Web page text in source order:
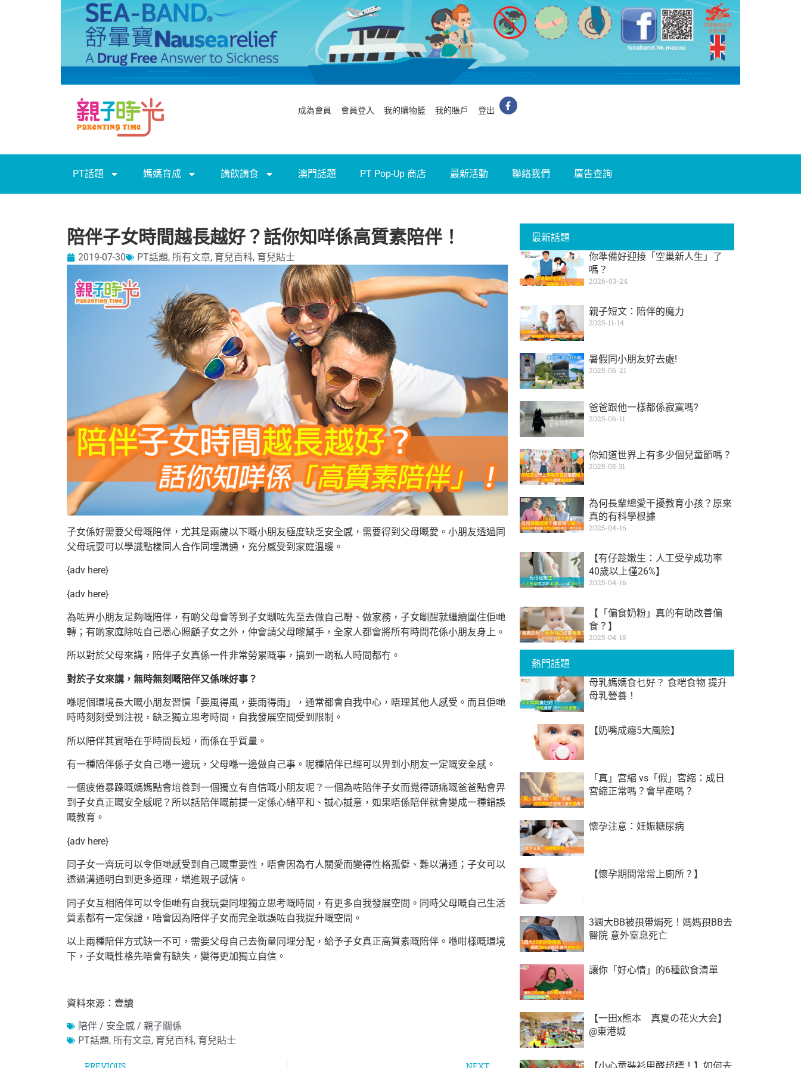
成為會員 會員登入 我的購物籃 我的賬戶 登出
PT話題 媽媽育成 講飲講食 澳門話題 PT Pop-Up 商店 最新活動 聯絡我們 廣告查詢
陪伴子女時間越長越好？話你知咩係高質素陪伴！
2019-07-30 PT話題, 所有文章, 育兒百科, 育兒貼士
子女係好需要父母嘅陪伴，尤其是兩歲以下嘅小朋友極度缺乏安全感，需要得到父母嘅愛。小朋友透過同
父母玩耍可以學識點樣同人合作同埋溝通，充分感受到家庭溫暖。
{adv here}
{adv here}
為咗畀小朋友足夠嘅陪伴，有啲父母會等到子女瞓咗先至去做自己嘢、做家務，子女瞓醒就繼續圍住佢哋
轉；有啲家庭除咗自己悉心照顧子女之外，仲會請父母嚟幫手，全家人都會將所有時間花係小朋友身上。
所以對於父母來講，陪伴子女真係一件非常勞累嘅事，搞到一啲私人時間都冇。
對於子女來講，無時無刻嘅陪伴又係咪好事？
喺呢個環境長大嘅小朋友習慣「要風得風，要雨得雨」，通常都會自我中心，唔理其他人感受。而且佢哋
時時刻刻受到注視，缺乏獨立思考時間，自我發展空間受到限制。
所以陪伴其實唔在乎時間長短，而係在乎質量。
有一種陪伴係子女自己喺一邊玩，父母喺一邊做自己事。呢種陪伴已經可以畀到小朋友一定嘅安全感。
一個疲倦暴躁嘅媽媽點會培養到一個獨立有自信嘅小朋友呢？一個為咗陪伴子女而覺得頭痛嘅爸爸點會畀
到子女真正嘅安全感呢？所以話陪伴嘅前提一定係心緒平和、誠心誠意，如果唔係陪伴就會變成一種錯誤
嘅教育。
{adv here}
同子女一齊玩可以令佢哋感受到自己嘅重要性，唔會因為冇人關愛而變得性格孤僻、難以溝通；子女可以
透過溝通明白到更多道理，增進親子感情。
同子女互相陪伴可以令佢哋有自我玩耍同埋獨立思考嘅時間，有更多自我發展空間。同時父母嘅自己生活
質素都有一定保證，唔會因為陪伴子女而完全耽誤咗自我提升嘅空間。
以上兩種陪伴方式缺一不可，需要父母自己去衡量同埋分配，給予子女真正高質素嘅陪伴。喺咁樣嘅環境
下，子女嘅性格先唔會有缺失，變得更加獨立自信。
資料來源：壹讀
陪伴 / 安全感 / 親子關係
PT話題, 所有文章, 育兒百科, 育兒貼士
最新話題
你準備好迎接「空巢新人生」了
嗎？
2026-03-24
親子短文：陪伴的魔力
2025-11-14
暑假同小朋友好去處!
2025-06-21
爸爸跟他一樣都係寂寞嗎?
2025-06-11
你知道世界上有多少個兒童節嗎？
2025-05-31
為何長輩總愛干擾教育小孩？原來
真的有科學根據
2025-04-16
【有仔趁嫩生：人工受孕成功率
40歲以上僅26%】
2025-04-16
【「偏食奶粉」真的有助改善偏
食？】
2025-04-15
熱門話題
母乳媽媽食乜好？ 食啱食物 提升
母乳營養！
【奶嘴成癮5大風險】
「真」宮縮 vs「假」宮縮：成日
宮縮正常嗎？會早產嗎？
懷孕注意：妊娠糖尿病
【懷孕期間常常上廁所？】
3週大BB被孭帶焗死！媽媽孭BB去
醫院 意外窒息死亡
讓你「好心情」的6種飲食清單
【一田x熊本 真夏の花火大会】
@東港城